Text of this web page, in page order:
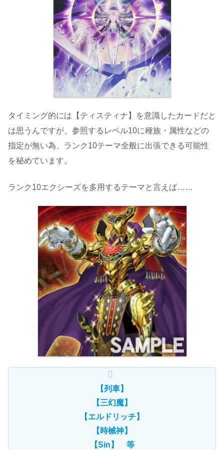
タイミング的には【ティスティナ】を意識したカードだと
は思うんですが、参照するレベル10に種族・属性などの
指定が無い為、ランク10テーマ全般に出張できる可能性
を秘めています。
ランク10エクシーズを多用するテーマと言えば……
【列車】
【三幻魔】
【エルドリッチ】
【時械神】
【Sin】 等